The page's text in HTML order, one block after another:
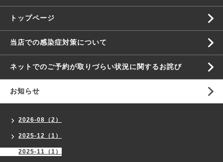
トップページ
当店での感染症対策について
ネットでのご予約が取りづらい状況に関するお詫び
お知らせ
2026-08（2）
2025-12（1）
2025-11（1）